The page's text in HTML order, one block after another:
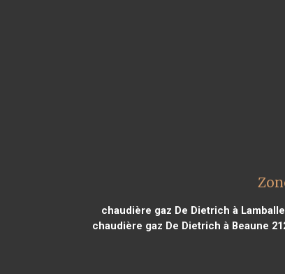
chaudière gaz De Dietrich à
chaudière gaz De Dietrich à Beaune